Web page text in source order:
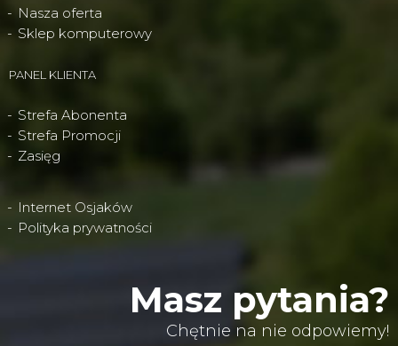
Nasza oferta
Sklep komputerowy
PANEL KLIENTA
Strefa Abonenta
Strefa Promocji
Zasięg
Internet Osjaków
Polityka prywatności
Masz pytania?
Chętnie na nie odpowiemy!